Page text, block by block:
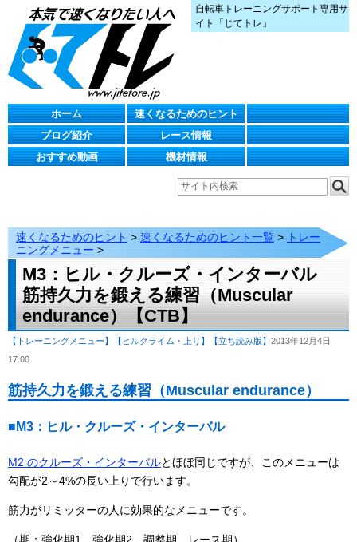
自転車トレーニングサポート専用サ
イト「じてトレ」
ホーム
速くなるためのヒント
ブログ紹介
レース情報
おすすめ動画
機材情報
速くなるためのヒント > 速くなるためのヒント一覧 > トレー
ニングメニュー >
M3：ヒル・クルーズ・インターバル
筋持久力を鍛える練習（Muscular
endurance）【CTB】
【トレーニングメニュー】 【ヒルクライム・上り】 【立ち読み版】 2013年12月4日
17:00
筋持久力を鍛える練習（Muscular endurance）
■M3：ヒル・クルーズ・インターバル
M2 のクルーズ・インターバルとほぼ同じですが、このメニューは
勾配が2～4%の長い上りで行います。
筋力がリミッターの人に効果的なメニューです。
（期：強化期1、強化期2、調整期、レース期）